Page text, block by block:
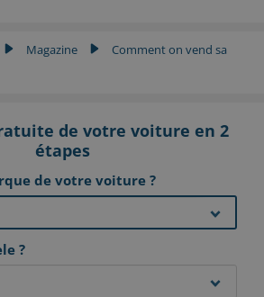
Magazine
Comment on vend sa
de votre voiture en 2
étapes
de votre voiture ?
?